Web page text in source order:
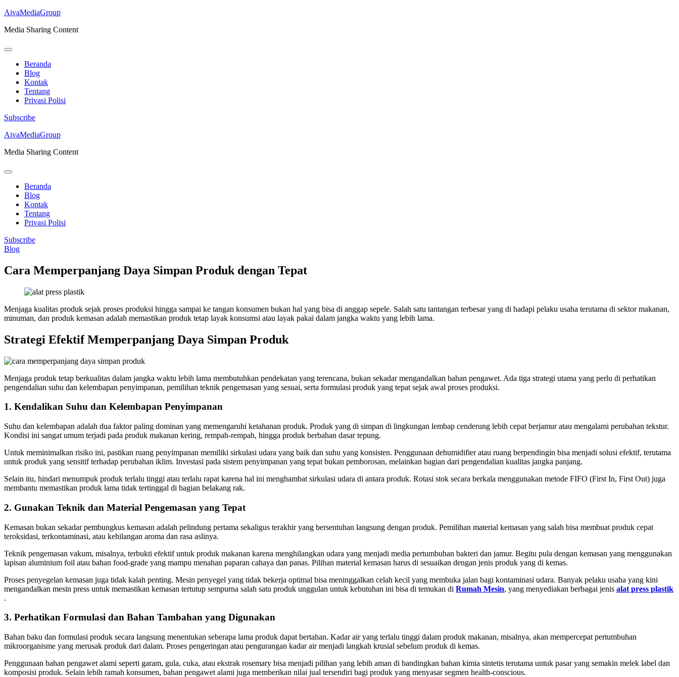
AivaMediaGroup
Media Sharing Content
Beranda
Blog
Kontak
Tentang
Privasi Polisi
Subscribe
Lompat
konten
Enter)
AivaMediaGroup
Media Sharing Content
Beranda
Blog
Kontak
Tentang
Privasi Polisi
Subscribe
Blog
Cara Memperpanjang Daya Simpan Produk dengan Tepat
Menjaga kualitas produk sejak proses produksi hingga sampai ke tangan konsumen bukan hal yang bisa di anggap sepele. Salah satu tantangan terbesar yang di hadapi pelaku usaha terutama di sektor makanan,
minuman, dan produk kemasan adalah memastikan produk tetap layak konsumsi atau layak pakai dalam jangka waktu yang lebih lama.
Strategi Efektif Memperpanjang Daya Simpan Produk
Menjaga produk tetap berkualitas dalam jangka waktu lebih lama membutuhkan pendekatan yang terencana, bukan sekadar mengandalkan bahan pengawet. Ada tiga strategi utama yang perlu di perhatikan
pengendalian suhu dan kelembapan penyimpanan, pemilihan teknik pengemasan yang sesuai, serta formulasi produk yang tepat sejak awal proses produksi.
1. Kendalikan Suhu dan Kelembapan Penyimpanan
Suhu dan kelembapan adalah dua faktor paling dominan yang memengaruhi ketahanan produk. Produk yang di simpan di lingkungan lembap cenderung lebih cepat berjamur atau mengalami perubahan tekstur.
Kondisi ini sangat umum terjadi pada produk makanan kering, rempah-rempah, hingga produk berbahan dasar tepung.
Untuk meminimalkan risiko ini, pastikan ruang penyimpanan memiliki sirkulasi udara yang baik dan suhu yang konsisten. Penggunaan dehumidifier atau ruang berpendingin bisa menjadi solusi efektif, terutama
untuk produk yang sensitif terhadap perubahan iklim. Investasi pada sistem penyimpanan yang tepat bukan pemborosan, melainkan bagian dari pengendalian kualitas jangka panjang.
Selain itu, hindari menumpuk produk terlalu tinggi atau terlalu rapat karena hal ini menghambat sirkulasi udara di antara produk. Rotasi stok secara berkala menggunakan metode FIFO (First In, First Out) juga
membantu memastikan produk lama tidak tertinggal di bagian belakang rak.
2. Gunakan Teknik dan Material Pengemasan yang Tepat
Kemasan bukan sekadar pembungkus kemasan adalah pelindung pertama sekaligus terakhir yang bersentuhan langsung dengan produk. Pemilihan material kemasan yang salah bisa membuat produk cepat
teroksidasi, terkontaminasi, atau kehilangan aroma dan rasa aslinya.
Teknik pengemasan vakum, misalnya, terbukti efektif untuk produk makanan karena menghilangkan udara yang menjadi media pertumbuhan bakteri dan jamur. Begitu pula dengan kemasan yang menggunakan
lapisan aluminium foil atau bahan food-grade yang mampu menahan paparan cahaya dan panas. Pilihan material kemasan harus di sesuaikan dengan jenis produk yang di kemas.
Proses penyegelan kemasan juga tidak kalah penting. Mesin penyegel yang tidak bekerja optimal bisa meninggalkan celah kecil yang membuka jalan bagi kontaminasi udara. Banyak pelaku usaha yang kini
mengandalkan mesin press untuk memastikan kemasan tertutup sempurna salah satu produk unggulan untuk kebutuhan ini bisa di temukan di Rumah Mesin, yang menyediakan berbagai jenis alat press plastik
.
3. Perhatikan Formulasi dan Bahan Tambahan yang Digunakan
Bahan baku dan formulasi produk secara langsung menentukan seberapa lama produk dapat bertahan. Kadar air yang terlalu tinggi dalam produk makanan, misalnya, akan mempercepat pertumbuhan
mikroorganisme yang merusak produk dari dalam. Proses pengeringan atau pengurangan kadar air menjadi langkah krusial sebelum produk di kemas.
Penggunaan bahan pengawet alami seperti garam, gula, cuka, atau ekstrak rosemary bisa menjadi pilihan yang lebih aman di bandingkan bahan kimia sintetis terutama untuk pasar yang semakin melek label dan
komposisi produk. Selain lebih ramah konsumen, bahan pengawet alami juga memberikan nilai jual tersendiri bagi produk yang menyasar segmen health-conscious.